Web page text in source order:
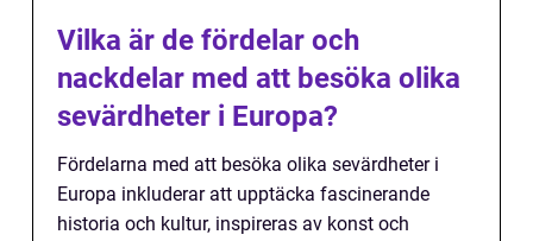
Vilka är de fördelar och
nackdelar med att besöka olika
sevärdheter i Europa?
Fördelarna med att besöka olika sevärdheter i
Europa inkluderar att upptäcka fascinerande
historia och kultur, inspireras av konst och